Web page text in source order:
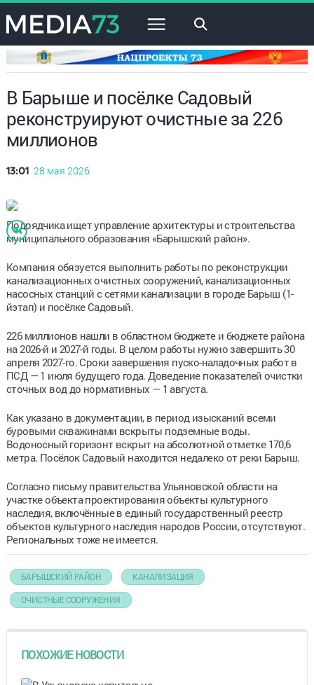
×
В Барыше и посёлке Садовый
реконструируют очистные за 226
миллионов
13:01 28 мая 2026
Подрядчика ищет управление архитектуры и строительства
муниципального образования «Барышский район».
Компания обязуется выполнить работы по реконструкции
канализационных очистных сооружений, канализационных
насосных станций с сетями канализации в городе Барыш (1-
йэтап) и посёлке Садовый.
226 миллионов нашли в областном бюджете и бюджете района
на 2026-й и 2027-й годы. В целом работы нужно завершить 30
апреля 2027-го. Сроки завершения пуско-наладочных работ в
ПСД — 1 июля будущего года. Доведение показателей очистки
сточных вод до нормативных — 1 августа.
Как указано в документации, в период изысканий всеми
буровыми скважинами вскрыты подземные воды.
Водоносный горизонт вскрыт на абсолютной отметке 170,6
метра. Посёлок Садовый находится недалеко от реки Барыш.
Согласно письму правительства Ульяновской области на
участке объекта проектирования объекты культурного
наследия, включённые в единый государственный реестр
объектов культурного наследия народов России, отсутствуют.
Региональных тоже не имеется.
БАРЫШСКИЙ РАЙОН КАНАЛИЗАЦИЯ
ОЧИСТНЫЕ СООРУЖЕНИЯ
ПОХОЖИЕ НОВОСТИ